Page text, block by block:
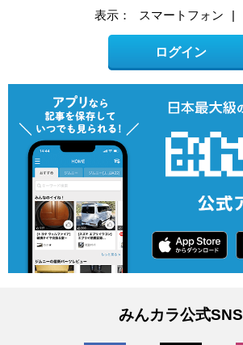
表示： スマートフォン |
ログイン
みんカラ公式SNS